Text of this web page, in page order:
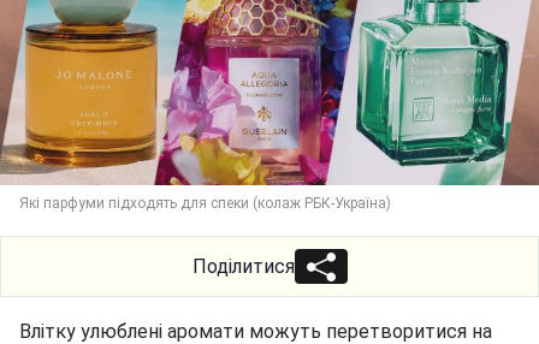
Які парфуми підходять для спеки (колаж РБК-Україна)
Поділитися
Влітку улюблені аромати можуть перетворитися на